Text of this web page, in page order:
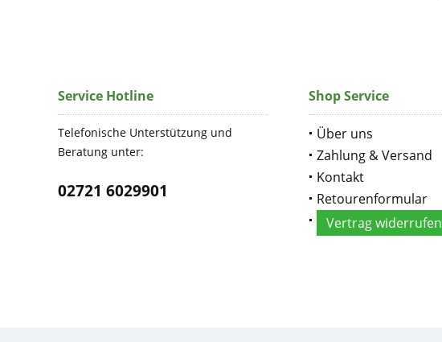
Service Hotline
Telefonische Unterstützung und
Beratung unter:
02721 6029901
Shop Service
Über uns
Zahlung & Versand
Kontakt
Retourenformular
Vertrag widerrufen